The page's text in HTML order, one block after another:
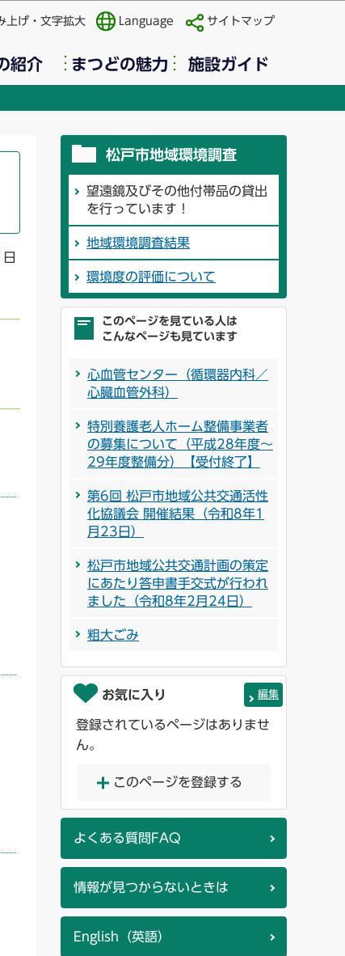
上げ・文字拡大 Language サイトマップ
紹介 まつどの魅力 施設ガイド
松戸市地域環境調査
望遠鏡及びその他付帯品の貸出
を行っています！
地域環境調査結果
環境度の評価について
このページを見ている人は
こんなページも見ています
心血管センター（循環器内科／
心臓血管外科）
特別養護老人ホーム整備事業者
の募集について（平成28年度～
29年度整備分）【受付終了】
第6回 松戸市地域公共交通活性
化協議会 開催結果（令和8年1
月23日）
松戸市地域公共交通計画の策定
にあたり答申書手交式が行われ
ました（令和8年2月24日）
粗大ごみ
お気に入り 編集
登録されているページはありませ
ん。
このページを登録する
よくある質問FAQ
情報が見つからないときは
English（英語）